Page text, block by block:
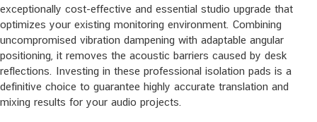
exceptionally cost-effective and essential studio upgrade that
optimizes your existing monitoring environment. Combining
uncompromised vibration dampening with adaptable angular
positioning, it removes the acoustic barriers caused by desk
reflections. Investing in these professional isolation pads is a
definitive choice to guarantee highly accurate translation and
mixing results for your audio projects.